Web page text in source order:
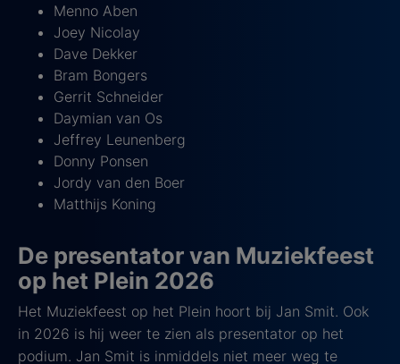
Menno Aben
Joey Nicolay
Dave Dekker
Bram Bongers
Gerrit Schneider
Daymian van Os
Jeffrey Leunenberg
Donny Ponsen
Jordy van den Boer
Matthijs Koning
De presentator van Muziekfeest
op het Plein 2026
Het Muziekfeest op het Plein hoort bij Jan Smit. Ook
in 2026 is hij weer te zien als presentator op het
podium. Jan Smit is inmiddels niet meer weg te